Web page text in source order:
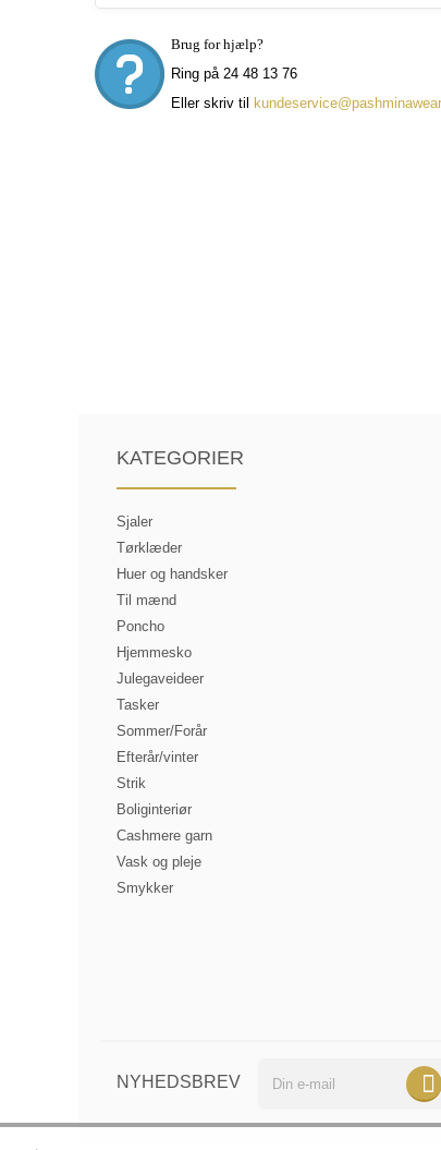
Brug for hjælp?
Ring på 24 48 13 76
Eller skriv til
KATEGORIER
Sjaler
Tørklæder
Huer og handsker
Til mænd
Poncho
Hjemmesko
Julegaveideer
Tasker
Sommer/Forår
Efterår/vinter
Strik
Boliginteriør
Cashmere garn
Vask og pleje
Smykker
NYHEDSBREV